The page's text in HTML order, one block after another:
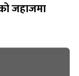
जहाजमा